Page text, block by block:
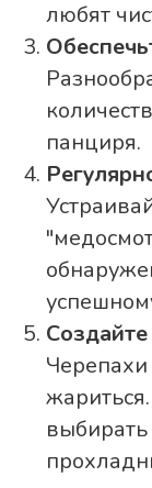
любят
панциря.
Черепахи